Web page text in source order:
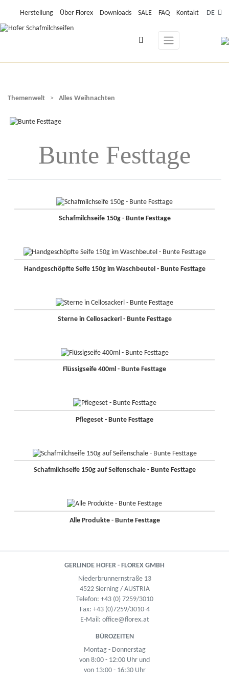
Herstellung Über Florex Downloads SALE FAQ Kontakt DE
Themenwelt > Alles Weihnachten
Bunte Festtage
Schafmilchseife 150g - Bunte Festtage
Handgeschöpfte Seife 150g im Waschbeutel - Bunte Festtage
Sterne in Cellosackerl - Bunte Festtage
Flüssigseife 400ml - Bunte Festtage
Pflegeset - Bunte Festtage
Schafmilchseife 150g auf Seifenschale - Bunte Festtage
Alle Produkte - Bunte Festtage
GERLINDE HOFER - FLOREX GMBH
Niederbrunnernstraße 13
4522 Sierning / AUSTRIA
Telefon: +43 (0) 7259/3010
Fax: +43 (0)7259/3010-4
E-Mail: office@florex.at
BÜROZEITEN
Montag - Donnerstag
von 8:00 - 12:00 Uhr und
von 13:00 - 16:30 Uhr